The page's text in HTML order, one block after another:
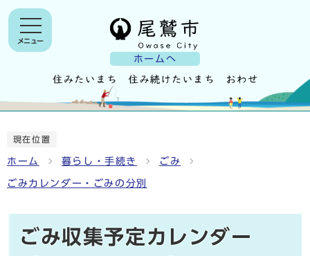
ホームへ
メニュー
現在位置
ホーム 暮らし・手続き ごみ
ごみカレンダー・ごみの分別
ごみ収集予定カレンダー